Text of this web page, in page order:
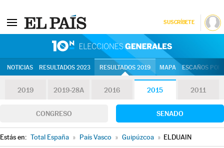
SUSCRÍBETE
NOTICIAS RESULTADOS 2023 RESULTADOS 2019 MAPA ESCAÑOS
2019 2019-28A 2016 2015 2011
CONGRESO SENADO
Estás en: Total España » País Vasco » Guipúzcoa » ELDUAIN